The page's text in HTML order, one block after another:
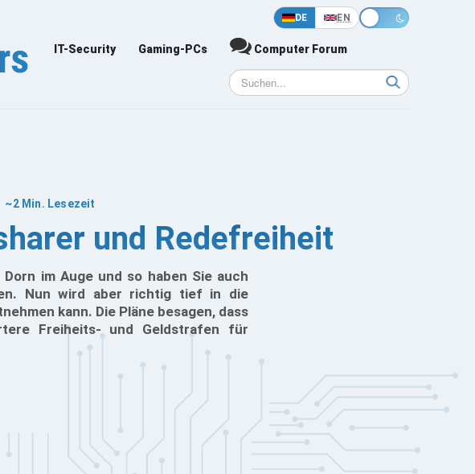
DE EN
IT-Security Gaming-PCs Computer Forum
~2 Min. Lesezeit
und Redefreiheit
im Auge und so haben Sie auch
Nun wird aber richtig tief in die
kann. Die Pläne besagen, dass
Freiheits- und Geldstrafen für